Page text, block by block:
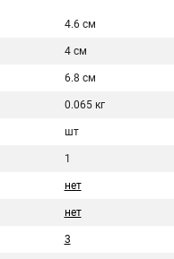
4.6 см
4 см
6.8 см
0.065 кг
шт
1
нет
нет
3